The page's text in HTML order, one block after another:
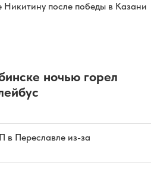
Никитину после победы в Казани
ночью горел
в Переславле из-за